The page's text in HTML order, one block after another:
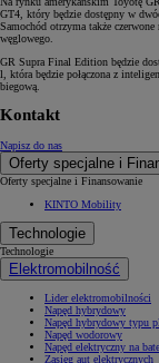
GT4, który będzie dostępny w
Samochód otrzyma także
węglowego.
GR Supra Final Edition będzie
l, która będzie połączona z
biegową.
Kontakt
Napisz do nas
Oferty specjalne i
Oferty specjalne i Finansowanie
KINTO Mobility
Technologie
Technologie
Elektromobilność
Lider elektromobilności
Napęd hybrydowy
Napęd hybrydowy typu
Napęd wodorowy
Napęd elektryczny na
Zasięg aut elektrycznych